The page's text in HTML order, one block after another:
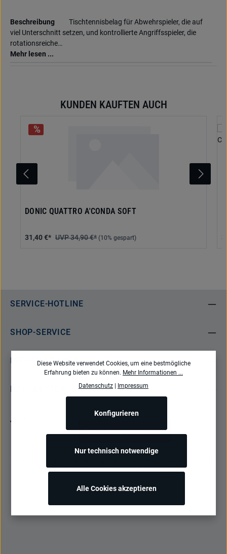
Beschreibung
Tischtennisbelag für Abwehrspieler, die auf
viel Unterschnitt setzen, und kontrollierte Angriffsspieler, die
rotationsreiche…
Mehr lesen ...
Produktgalerie überspringenKUNDEN KAUFTEN AUCH
DONIC QUATTRO A'CONDA SOFT
31,40 €* 34,90 €* (10% gespart)
SERVICE-HOTLINE
SHOP-SERVICE
INFORMATIONEN
NEWSLETTER
Bestellung widerrufen
Nachnahmegebühren, wenn nicht anders angegeben.
Diese Website verwendet Cookies, um eine bestmögliche
Erfahrung bieten zu können. Mehr Informationen ...
Datenschutz
Impressum
Nur technisch notwendige
Konfigurieren
Alle Cookies akzeptieren